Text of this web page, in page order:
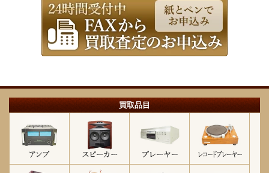
買取品目